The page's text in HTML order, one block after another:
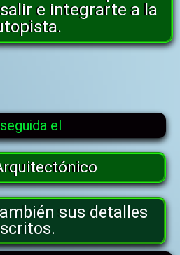
e integrarte a la
el
sus detalles